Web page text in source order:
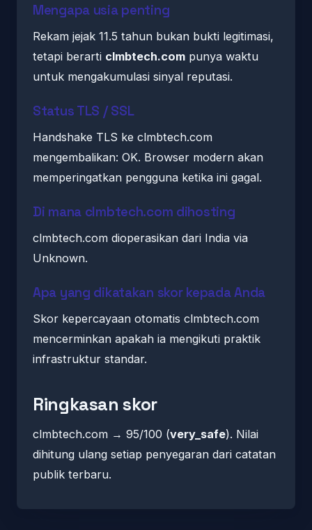
Mengapa usia penting
Rekam jejak 11.5 tahun bukan bukti legitimasi,
tetapi berarti clmbtech.com punya waktu
untuk mengakumulasi sinyal reputasi.
Status TLS / SSL
Handshake TLS ke clmbtech.com
mengembalikan: OK. Browser modern akan
memperingatkan pengguna ketika ini gagal.
Di mana clmbtech.com dihosting
clmbtech.com dioperasikan dari India via
Unknown.
Apa yang dikatakan skor kepada Anda
Skor kepercayaan otomatis clmbtech.com
mencerminkan apakah ia mengikuti praktik
infrastruktur standar.
Ringkasan skor
clmbtech.com → 95/100 (very_safe). Nilai
dihitung ulang setiap penyegaran dari catatan
publik terbaru.